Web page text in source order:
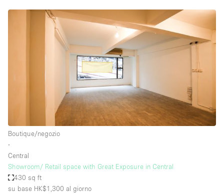
Boutique/negozio
∙
Central
Showroom/ Retail space with Great Exposure in Central
430 sq ft
su base HK$1,300 al giorno